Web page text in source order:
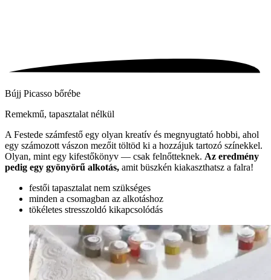
Bújj Picasso bőrébe
Remekmű, tapasztalat nélkül
A Festede számfestő egy olyan kreatív és megnyugtató hobbi, ahol
egy számozott vászon mezőit töltöd ki a hozzájuk tartozó színekkel.
Olyan, mint egy kifestőkönyv — csak felnőtteknek. Az eredmény
pedig egy gyönyörű alkotás, amit büszkén kiakaszthatsz a falra!
festői tapasztalat nem szükséges
minden a csomagban az alkotáshoz
tökéletes stresszoldó kikapcsolódás